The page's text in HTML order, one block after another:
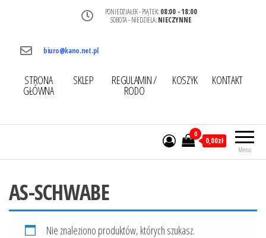
PONIEDZIAŁEK - PIĄTEK: 08:00 - 18:00
SOBOTA - NIEDZIELA:NIECZYNNE
biuro@kano.net.pl
STRONA
GŁÓWNA
SKLEP REGULAMIN /
RODO
KOSZYK KONTAKT
Menu
0
0,00zł
AS-SCHWABE
Nie znaleziono produktów, których szukasz.